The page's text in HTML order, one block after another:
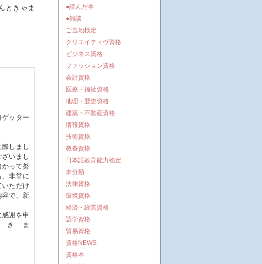
ときゃま
ー
しまし
いまし
って努
非常に
ただけ
容で、新
謝を申
ま
●読んだ本
●雑談
ご当地検定
クリエイティヴ資格
ビジネス資格
ファッション資格
会計資格
医療・福祉資格
地理・歴史資格
建築・不動産資格
情報資格
技術資格
教養資格
日本語教育能力検定
未分類
法律資格
環境資格
経済・経営資格
語学資格
貿易資格
資格NEWS
資格本